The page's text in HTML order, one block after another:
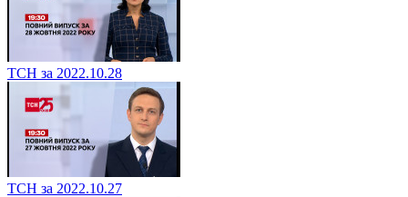
ТСН за 2022.10.28
ТСН за 2022.10.27